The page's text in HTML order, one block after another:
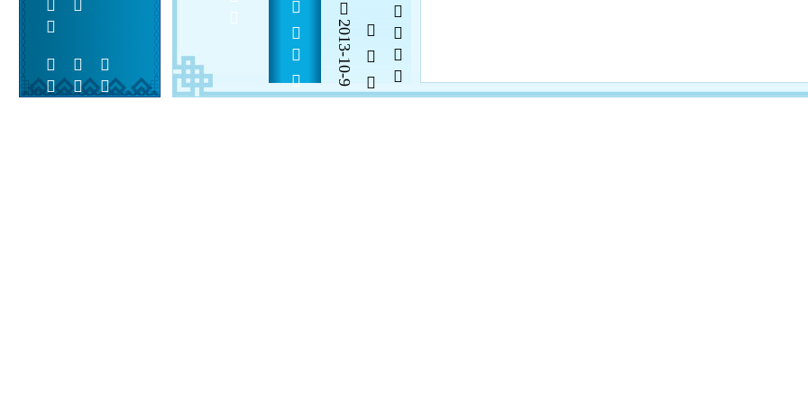
  
2013-10-9  